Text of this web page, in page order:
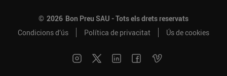
© 2026 Bon Preu SAU - Tots els drets reservats
Condicions d’ús
Política de privacitat Ús de cookies